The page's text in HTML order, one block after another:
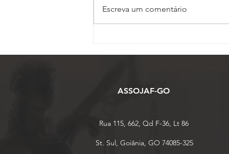
Escreva um comentário
ASSOJAF-GO
Rua 115, 662, Qd F-36, Lt 86
St. Sul, Goiânia, GO 74085-325